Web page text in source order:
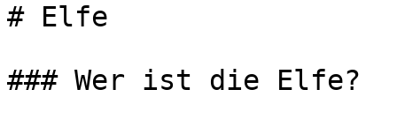
# Elfe
### Wer ist die Elfe?